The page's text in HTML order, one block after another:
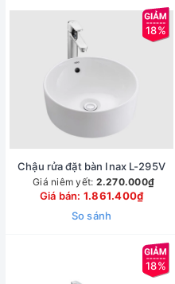
18%
Chậu rửa đặt bàn Inax L-295V
Giá niêm yết: 2.270.000₫
Giá bán: 1.861.400₫
So sánh
18%